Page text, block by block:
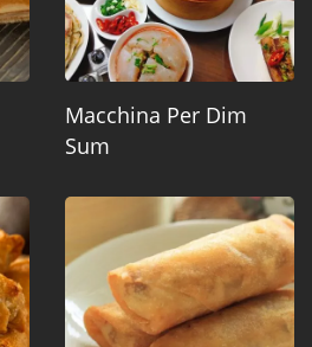
Macchina Per Dim
Sum